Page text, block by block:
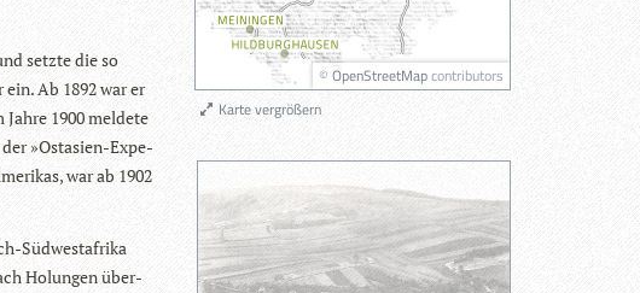
setzte die so
Ab 1892 war er
1900 mel­dete
»Ost­asien-Expe­
war ab 1902
Süd­west­afrika
Holun­gen über­
© OpenStreetMapcontributors
Karte vergrößern